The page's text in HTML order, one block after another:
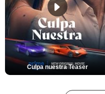
Culpa nuestra Teaser